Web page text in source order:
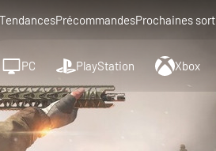
TendancesPrécommandesProchaines
PC PlayStation Xbox